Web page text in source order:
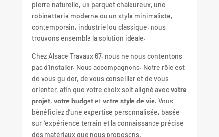
pierre naturelle, un parquet chaleureux, une
robinetterie moderne ou un style minimaliste,
contemporain, industriel ou classique, nous
trouvons ensemble la solution idéale.
Chez Alsace Travaux 67, nous ne nous contentons
pas d’installer. Nous accompagnons. Notre rôle est
de vous guider, de vous conseiller et de vous
orienter, afin que votre choix soit aligné avecvotre
projet, votre budgetetvotre style de vie. Vous
bénéficiez d’une expertise personnalisée, basée
sur l’expérience terrain et la connaissance précise
des matériaux que nous proposons.